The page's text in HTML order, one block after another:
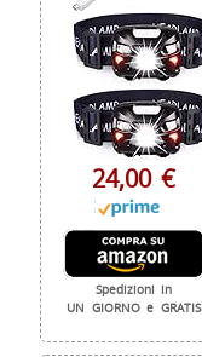
24,00 €
Spedizioni in
UN GIORNO e GRATIS